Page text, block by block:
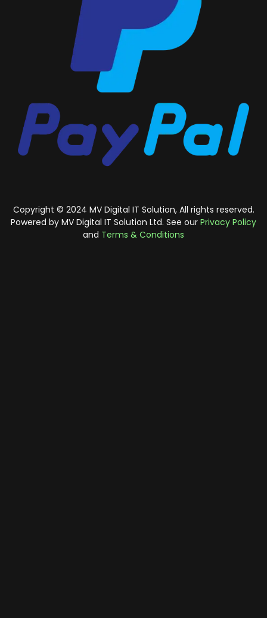
Copyright © 2024 MV Digital IT Solution, All rights reserved.
Powered by MV Digital IT Solution Ltd. See our Privacy Policy
and Terms & Conditions